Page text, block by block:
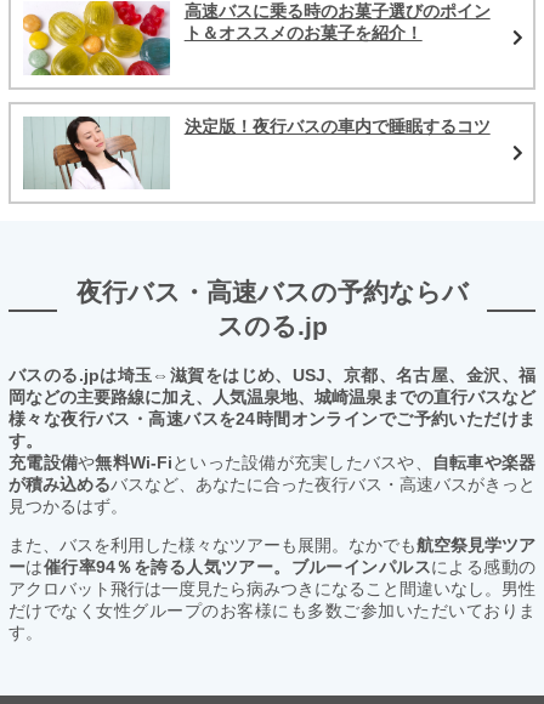
高速バスに乗る時のお菓子選びのポイン
ト＆オススメのお菓子を紹介！
決定版！夜行バスの車内で睡眠するコツ
夜行バス・高速バスの予約ならバ
スのる.jp
バスのる.jpは埼玉⇔滋賀をはじめ、USJ、京都、名古屋、金沢、福
岡などの主要路線に加え、人気温泉地、城崎温泉までの直行バスなど
様々な夜行バス・高速バスを24時間オンラインでご予約いただけま
す。
充電設備や無料Wi-Fiといった設備が充実したバスや、
自転車や楽器
が積み込めるバスなど、あなたに合った夜行バス・高速バスがきっと
見つかるはず。
また、バスを利用した様々なツアーも展開。なかでも航空祭見学ツア
ーは催行率94％を誇る人気ツアー。ブルーインパルスによる感動の
アクロバット飛行は一度見たら病みつきになること間違いなし。男性
だけでなく女性グループのお客様にも多数ご参加いただいておりま
す。